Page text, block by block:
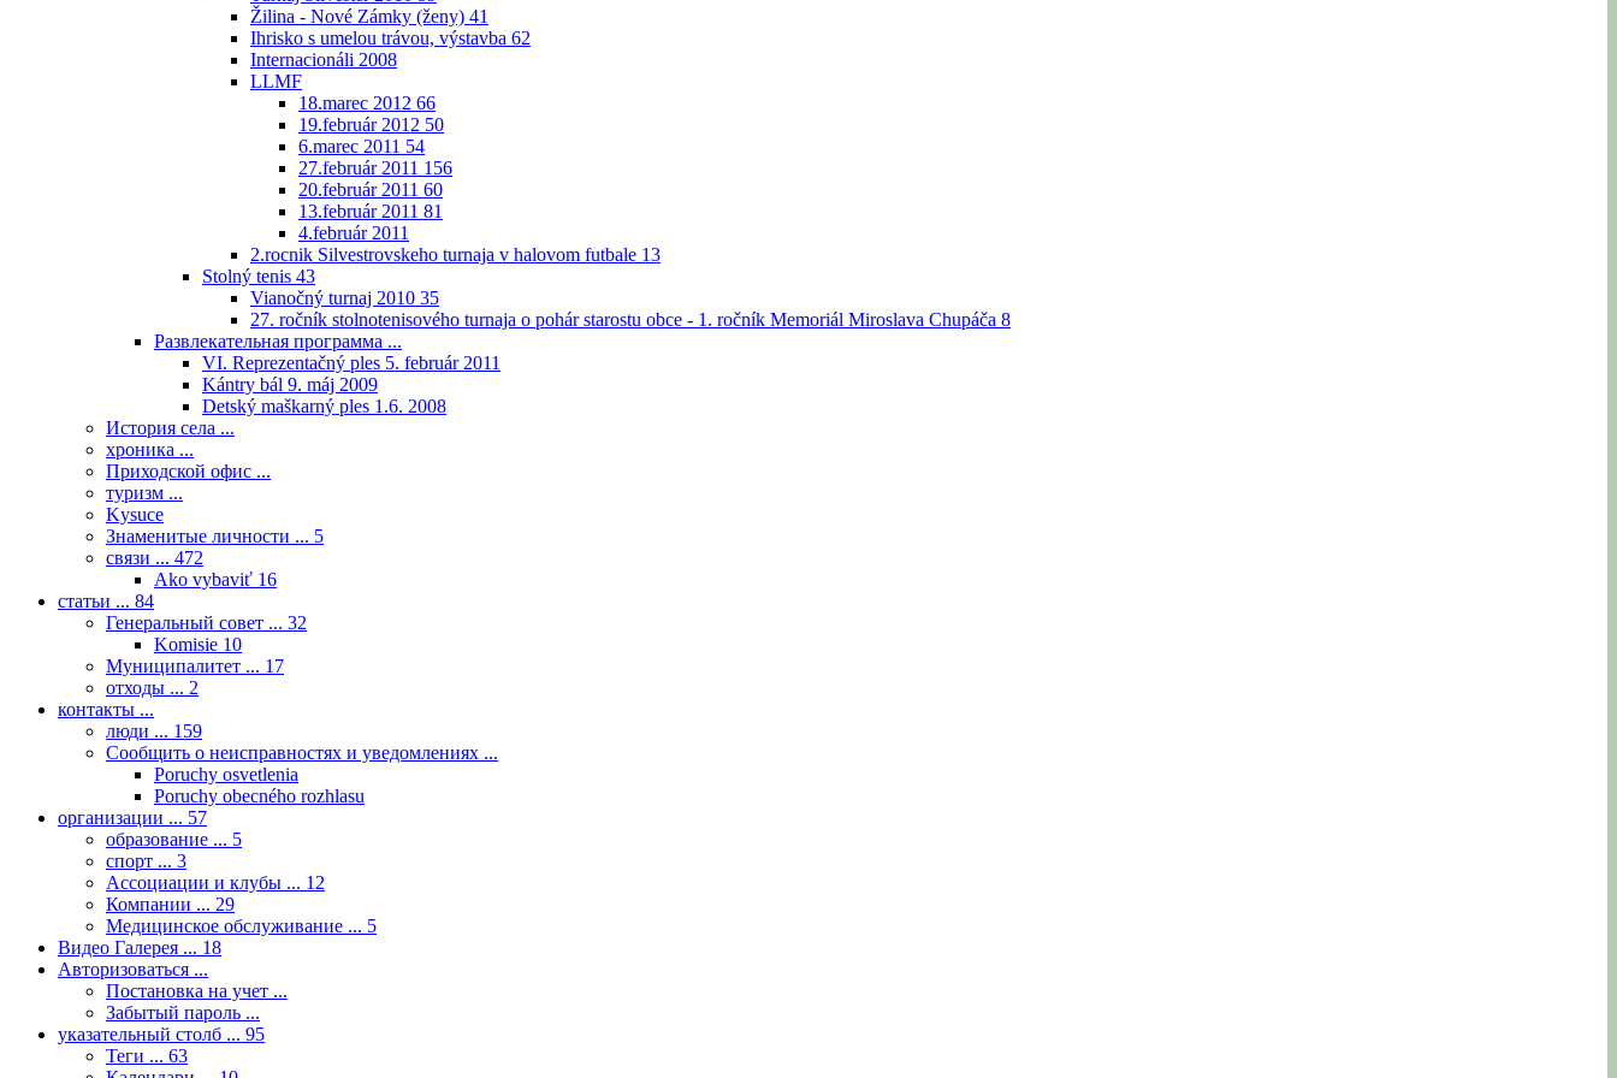
Žilina - Nové Zámky (ženy) 41
Ihrisko s umelou trávou, výstavba 62
Internacionáli 2008
LLMF
18.marec 2012 66
19.február 2012 50
6.marec 2011 54
27.február 2011 156
20.február 2011 60
13.február 2011 81
4.február 2011
2.rocnik Silvestrovskeho turnaja v halovom futbale 13
Stolný tenis 43
Vianočný turnaj 2010 35
27. ročník stolnotenisového turnaja o pohár starostu obce - 1. ročník Memoriál Miroslava Chupáča 8
Развлекательная программа ...
VI. Reprezentačný ples 5. február 2011
Kántry bál 9. máj 2009
Detský maškarný ples 1.6. 2008
История села ...
хроника ...
Приходской офис ...
туризм ...
Kysuce
Знаменитые личности ... 5
связи ... 472
Ako vybaviť 16
статьи ... 84
Генеральный совет ... 32
Komisie 10
Муниципалитет ... 17
отходы ... 2
контакты ...
люди ... 159
Сообщить о неисправностях и уведомлениях ...
Poruchy osvetlenia
Poruchy obecného rozhlasu
организации ... 57
образование ... 5
спорт ... 3
Ассоциации и клубы ... 12
Компании ... 29
Медицинское обслуживание ... 5
Видео Галерея ... 18
Авторизоваться ...
Постановка на учет ...
Забытый пароль ...
указательный столб ... 95
Теги ... 63